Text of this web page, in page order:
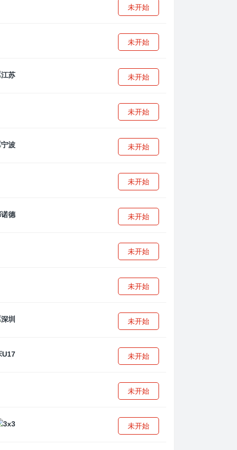
未开始
未开始
未开始
未开始
未开始
未开始
未开始
未开始
未开始
未开始
未开始
未开始
未开始